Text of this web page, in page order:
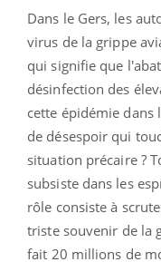
Dans le Gers, les
virus de la grippe
qui signifie que
désinfection des
cette épidémie dans
de désespoir qui
situation précaire ?
subsiste dans les
rôle consiste à
triste souvenir de la
fait 20 millions de